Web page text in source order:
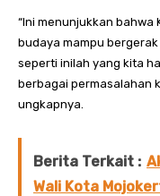
“Ini menunjukkan bahwa
budaya mampu
seperti inilah yang kita
berbagai permasalahan
ungkapnya.
Berita Terkait :
Wali Kota